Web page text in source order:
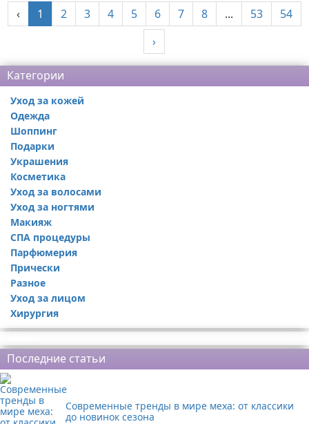
‹ 1 2 3 4 5 6 7 8 ... 53
54
›
Категории
Уход за кожей
Одежда
Шоппинг
Подарки
Украшения
Косметика
Уход за волосами
Уход за ногтями
Макияж
СПА процедуры
Парфюмерия
Прически
Разное
Уход за лицом
Хирургия
Последние статьи
Современные тренды в мире меха: от классики
до новинок сезона